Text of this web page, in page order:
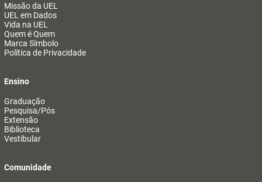
Missão da UEL
UEL em Dados
Vida na UEL
Quem é Quem
Marca Símbolo
Política de Privacidade
Ensino
Graduação
Pesquisa/Pós
Extensão
Biblioteca
Vestibular
Comunidade